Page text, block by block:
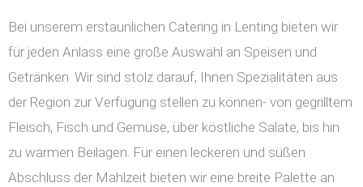
Bei unserem erstaunlichen Catering in Lenting bieten wir
für jeden Anlass eine große Auswahl an Speisen und
Getränken. Wir sind stolz darauf, Ihnen Spezialitäten aus
der Region zur Verfügung stellen zu können- von gegrilltem
Fleisch, Fisch und Gemüse, über köstliche Salate, bis hin
zu warmen Beilagen. Für einen leckeren und süßen
Abschluss der Mahlzeit bieten wir eine breite Palette an